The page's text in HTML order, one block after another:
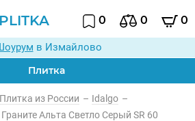
PLITKA 0 0 0
в Измайлово
Плитка
Плитка из России – Idalgo –
Альта Светло Серый SR 60